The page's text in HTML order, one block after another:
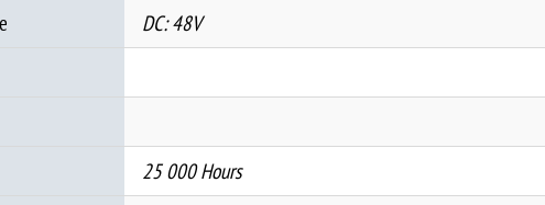
DC: 48V
25 000 Hours